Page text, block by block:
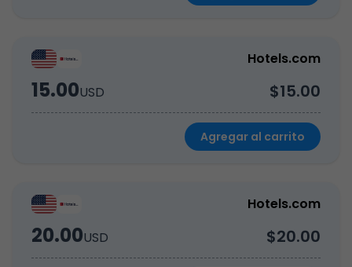
Hotels.com
15.00USD $15.00
Agregar al carrito
Hotels.com
20.00USD $20.00